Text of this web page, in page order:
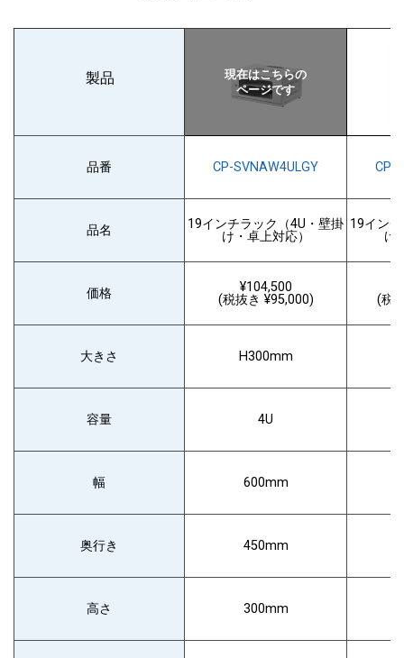
製品
品番
品名
価格
大きさ
容量
幅
奥行き
高さ
CP-SVNAW4ULGY
19インチラック（4U・壁掛
け・卓上対応）
¥104,500
(税抜き ¥95,000)
H300mm
4U
600mm
450mm
300mm
CP-
19イン
け
(税